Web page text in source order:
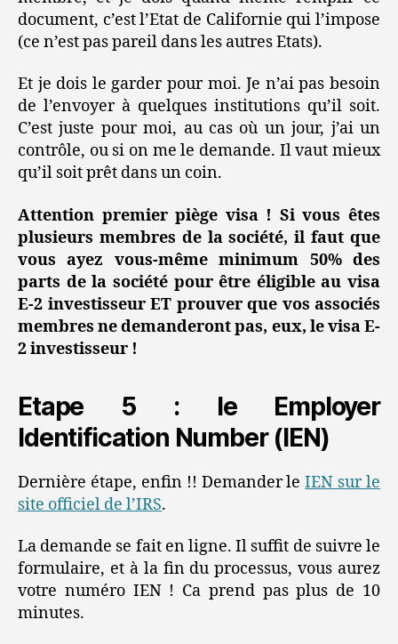
document, c’est l’Etat de Californie qui l’impose
(ce n’est pas pareil dans les autres Etats).
Et je dois le garder pour moi. Je n’ai pas besoin
de l’envoyer à quelques institutions qu’il soit.
C’est juste pour moi, au cas où un jour, j’ai un
contrôle, ou si on me le demande. Il vaut mieux
qu’il soit prêt dans un coin.
Attention premier piège visa ! Si vous êtes
plusieurs membres de la société, il faut que
vous ayez vous-même minimum 50% des
parts de la société pour être éligible au visa
E-2 investisseur ET prouver que vos associés
membres ne demanderont pas, eux, le visa E-
2 investisseur !
Etape 5 : le Employer
Identification Number (IEN)
Dernière étape, enfin !! Demander leIEN sur le
site officiel de l’IRS.
La demande se fait en ligne. Il suffit de suivre le
formulaire, et à la fin du processus, vous aurez
votre numéro IEN ! Ca prend pas plus de 10
minutes.